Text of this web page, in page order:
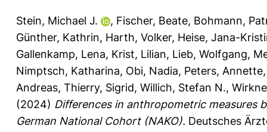
Stein, Michael J. , Fischer, Beate, Bohmann,
Günther, Kathrin, Harth, Volker, Heise, Jana-
Gallenkamp, Lena, Krist, Lilian, Lieb, Wolfgang,
Nimptsch, Katharina, Obi, Nadia, Peters, Annette
Andreas, Thierry, Sigrid, Willich, Stefan N.,
(2024) Differences in anthropometric measures
German National Cohort (NAKO). Deutsches